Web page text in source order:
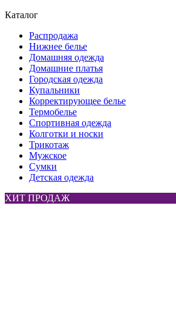
Каталог
Распродажа
Нижнее белье
Домашняя одежда
Домашние платья
Городская одежда
Купальники
Корректирующее белье
Термобелье
Спортивная одежда
Колготки и носки
Трикотаж
Мужское
Сумки
Детская одежда
ХИТ ПРОДАЖ